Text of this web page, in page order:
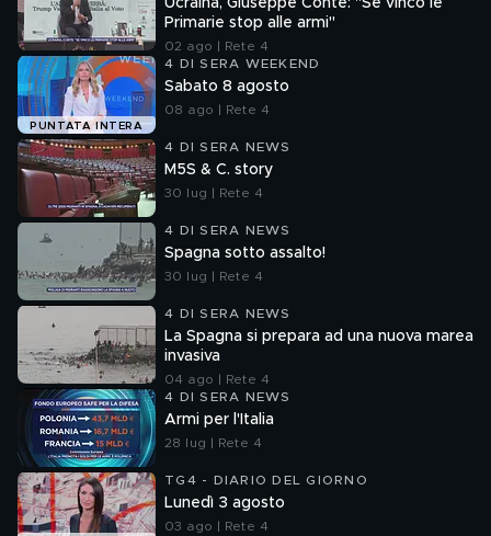
Ucraina, Giuseppe Conte: "Se vinco le
Primarie stop alle armi"
02 ago | Rete 4
PUNTATA INTERA
4 DI SERA WEEKEND
Sabato 8 agosto
08 ago | Rete 4
4 DI SERA NEWS
M5S & C. story
30 lug | Rete 4
4 DI SERA NEWS
Spagna sotto assalto!
30 lug | Rete 4
4 DI SERA NEWS
La Spagna si prepara ad una nuova marea
invasiva
04 ago | Rete 4
4 DI SERA NEWS
Armi per l'Italia
28 lug | Rete 4
TG4 - DIARIO DEL GIORNO
Lunedì 3 agosto
03 ago | Rete 4